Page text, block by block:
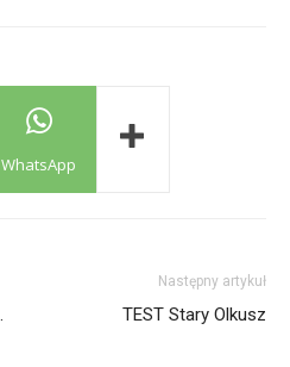
WhatsApp
Następny artykuł
TEST Stary Olkusz